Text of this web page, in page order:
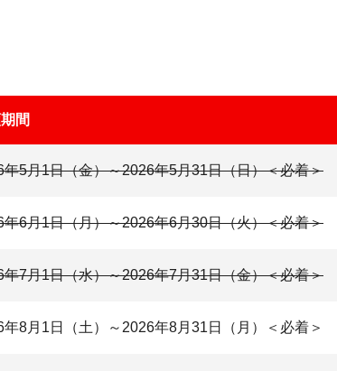
間
年5月1日（金）～2026年5月31日（日）＜必着＞
年6月1日（月）～2026年6月30日（火）＜必着＞
年7月1日（水）～2026年7月31日（金）＜必着＞
年8月1日（土）～2026年8月31日（月）＜必着＞